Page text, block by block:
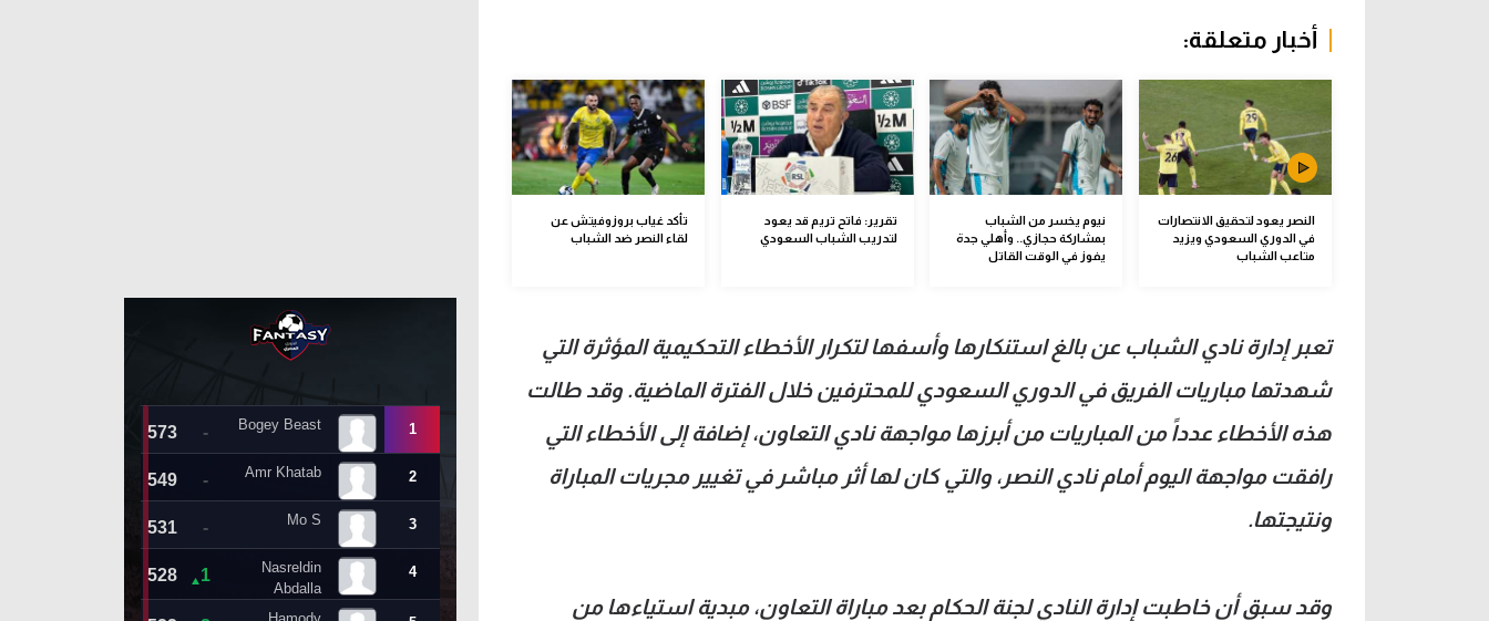
أخبار متعلقة:
النصر يعود لتحقيق الانتصارات
في الدوري السعودي ويزيد
متاعب الشباب
نيوم يخسر من الشباب
بمشاركة حجازي.. وأهلي جدة
يفوز في الوقت القاتل
تقرير: فاتح تريم قد يعود
لتدريب الشباب السعودي
تأكد غياب بروزوفيتش عن
لقاء النصر ضد الشباب
تعبر إدارة نادي الشباب عن بالغ استنكارها وأسفها لتكرار الأخطاء التحكيمية المؤثرة التي
شهدتها مباريات الفريق في الدوري السعودي للمحترفين خلال الفترة الماضية. وقد طالت
هذه الأخطاء عدداً من المباريات من أبرزها مواجهة نادي التعاون، إضافة إلى الأخطاء التي
رافقت مواجهة اليوم أمام نادي النصر، والتي كان لها أثر مباشر في تغيير مجريات المباراة
ونتيجتها.
وقد سبق أن خاطبت إدارة النادي لجنة الحكام بعد مباراة التعاون، مبدية استياءها من